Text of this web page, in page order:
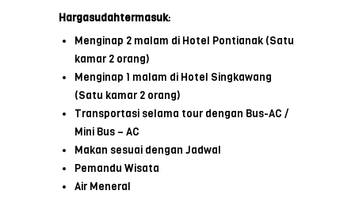
Hargasudahtermasuk:
Menginap 2 malam di Hotel Pontianak (Satu
kamar 2 orang)
Menginap 1 malam di Hotel Singkawang
(Satu kamar 2 orang)
Transportasi selama tour dengan Bus-AC /
Mini Bus – AC
Makan sesuai dengan Jadwal
Pemandu Wisata
Air Meneral